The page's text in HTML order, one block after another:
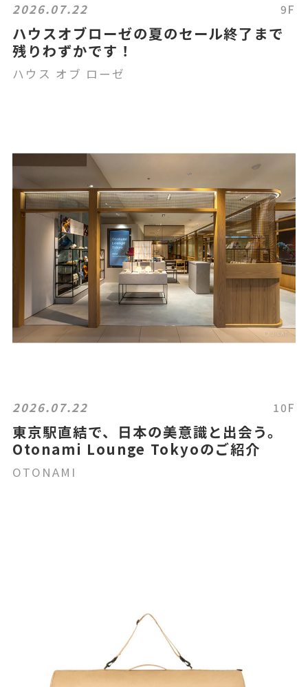
2026.07.22 9F
ハウスオブローゼの夏のセール終了まで
残りわずかです！
ハウス オブ ローゼ
2026.07.22 10F
東京駅直結で、日本の美意識と出会う。
Otonami Lounge Tokyoのご紹介
OTONAMI